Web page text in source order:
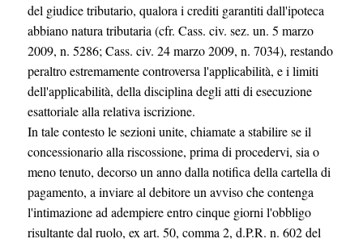
del giudice tributario, qualora i crediti garantiti dall'ipoteca
abbiano natura tributaria (cfr. Cass. civ. sez. un. 5 marzo
2009, n. 5286; Cass. civ. 24 marzo 2009, n. 7034), restando
peraltro estremamente controversa l'applicabilità, e i limiti
dell'applicabilità, della disciplina degli atti di esecuzione
esattoriale alla relativa iscrizione.
In tale contesto le sezioni unite, chiamate a stabilire se il
concessionario alla riscossione, prima di procedervi, sia o
meno tenuto, decorso un anno dalla notifica della cartella di
pagamento, a inviare al debitore un avviso che contenga
l'intimazione ad adempiere entro cinque giorni l'obbligo
risultante dal ruolo, ex art. 50, comma 2, d.P.R. n. 602 del